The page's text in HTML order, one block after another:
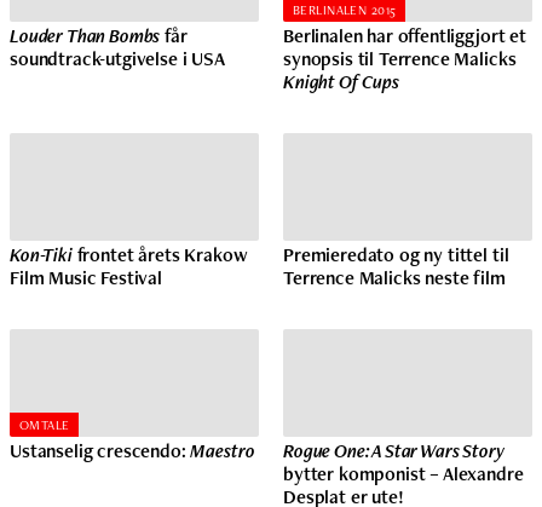
Louder Than Bombsfår
soundtrack-utgivelse i USA
BERLINALEN 2015
Berlinalen har offentliggjort et
synopsis til Terrence Malicks
Knight Of Cups
Kon-Tikifrontet årets Krakow
Film Music Festival
Premieredato og ny tittel til
Terrence Malicks neste film
OMTALE
Ustanselig crescendo:Maestro
Rogue One: A Star Wars Story
bytter komponist – Alexandre
Desplat er ute!